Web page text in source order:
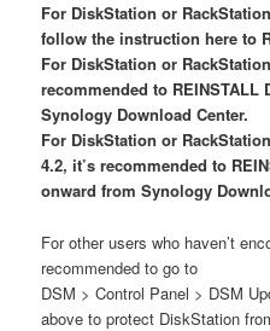
For DiskStation or
follow the instruction here to
For DiskStation or
recommended to REINSTALL
Synology Download Center.
For DiskStation or
4.2, it’s recommended to
onward from Synology
For other users who haven’t
recommended to go to
DSM > Control Panel > DSM
above to protect DiskStation